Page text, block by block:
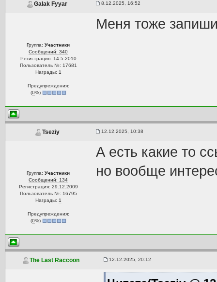
Galak Fyyar 8.12.2025, 16:52
Группа:Участники
Сообщений: 340
Регистрация: 14.5.2010
Пользователь №: 17681
Награды: 1
Предупреждения:
(0%)
Меня тоже
Tseziy 12.12.2025, 10:38
Группа:Участники
Сообщений: 134
Регистрация: 29.12.2009
Пользователь №: 16795
Награды: 1
Предупреждения:
(0%)
А есть какие то
но вообще
The Last Raccoon 12.12.2025, 20:12